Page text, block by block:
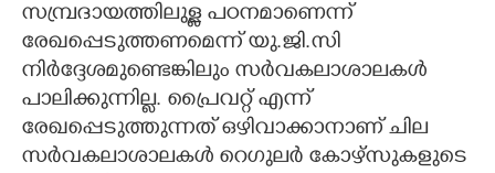
സമ്പ്രദായത്തിലുള്ള പഠനമാണെന്ന്
രേഖപ്പെടുത്തണമെന്ന് യു.ജി.സി
നിർദ്ദേശമുണ്ടെങ്കിലും സർവകലാശാലകൾ
പാലിക്കുന്നില്ല. പ്രൈവറ്റ് എന്ന്
രേഖപ്പെടുത്തുന്നത് ഒഴിവാക്കാനാണ് ചില
സർവകലാശാലകൾ റെഗുലർ കോഴ്സുകളുടെ